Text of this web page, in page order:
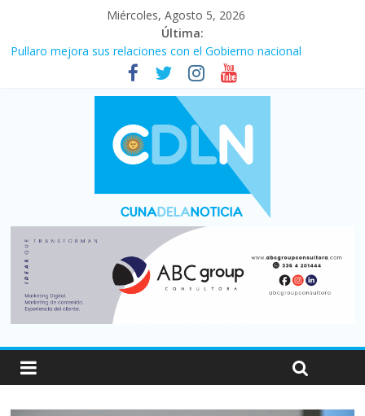
Miércoles, Agosto 5, 2026
Última:
Pullaro mejora sus relaciones con el Gobierno nacional
En un partidazo, Newell’s empató 2 a 2 con Boca en el Coloso
Vacaciones de invierno con más movimiento y consumo
turístico: 4,6 millones de personas viajaron por el país, un 5,9%
Fuerte caída de la venta de autos usados en julio: bajó un 12,6%
Central venció 1 a 0 al River de Coudet en el Monumental